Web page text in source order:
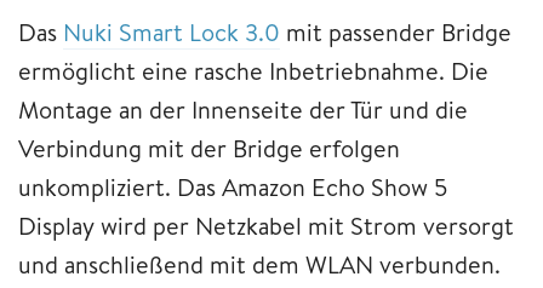
Das Nuki Smart Lock 3.0 mit passender Bridge
ermöglicht eine rasche Inbetriebnahme. Die
Montage an der Innenseite der Tür und die
Verbindung mit der Bridge erfolgen
unkompliziert. Das Amazon Echo Show 5
Display wird per Netzkabel mit Strom versorgt
und anschließend mit dem WLAN verbunden.